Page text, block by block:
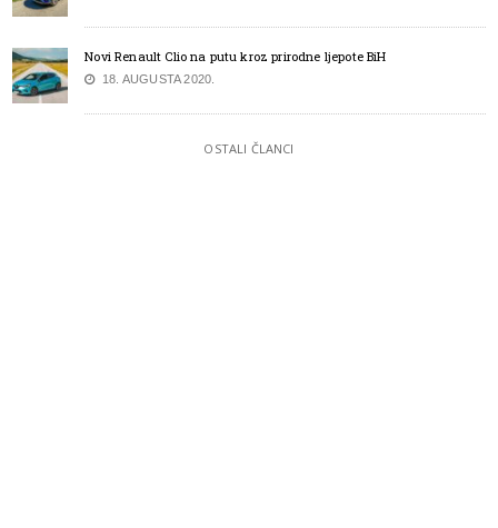
Novi Renault Clio na putu kroz prirodne ljepote BiH
18. AUGUSTA 2020.
OSTALI ČLANCI